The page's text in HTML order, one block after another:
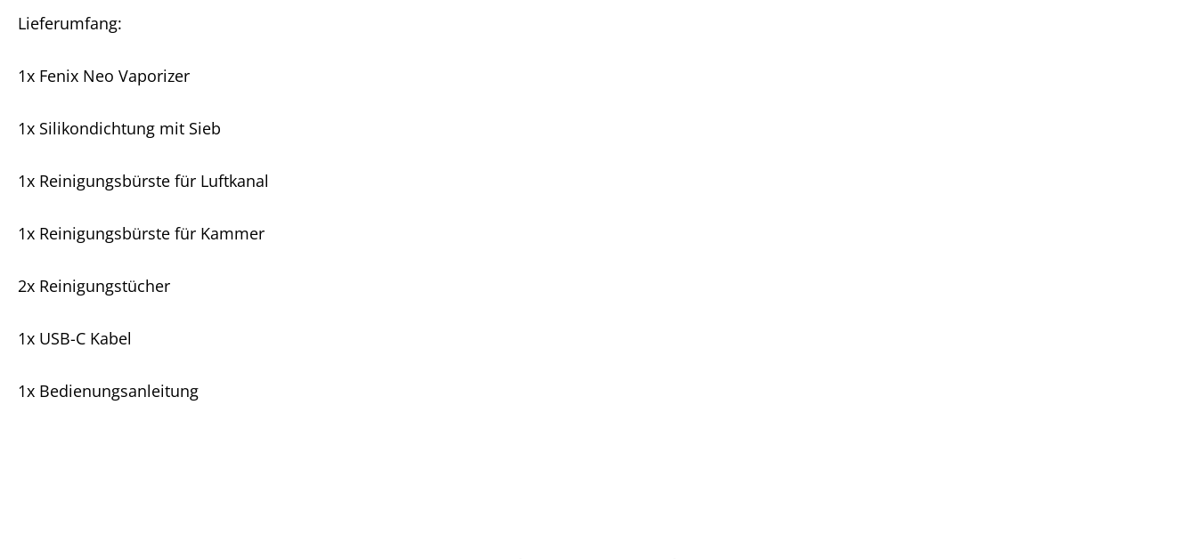
Lieferumfang:
1x Fenix Neo Vaporizer
1x Silikondichtung mit Sieb
1x Reinigungsbürste für Luftkanal
1x Reinigungsbürste für Kammer
2x Reinigungstücher
1x USB-C Kabel
1x Bedienungsanleitung